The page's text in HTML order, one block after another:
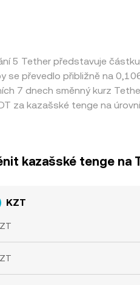
5 Tether představuje
převedlo přibližně na
7 dnech směnný kurz
za kazašské tenge na
kazašské tenge na
KZT